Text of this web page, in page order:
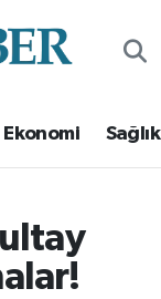
Ekonomi Sağlık